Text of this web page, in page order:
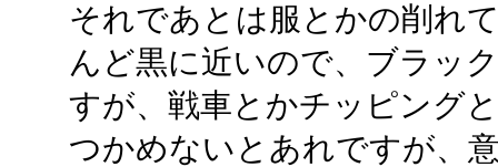
それであとは服とかの削れ
んど黒に近いので、ブラッ
すが、戦車とかチッピング
つかめないとあれですが、